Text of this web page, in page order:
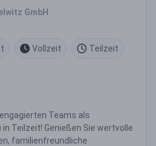
GmbH
Vollzeit Teilzeit
Teams als
Teilzeit! Genießen Sie wertvolle
familienfreundliche